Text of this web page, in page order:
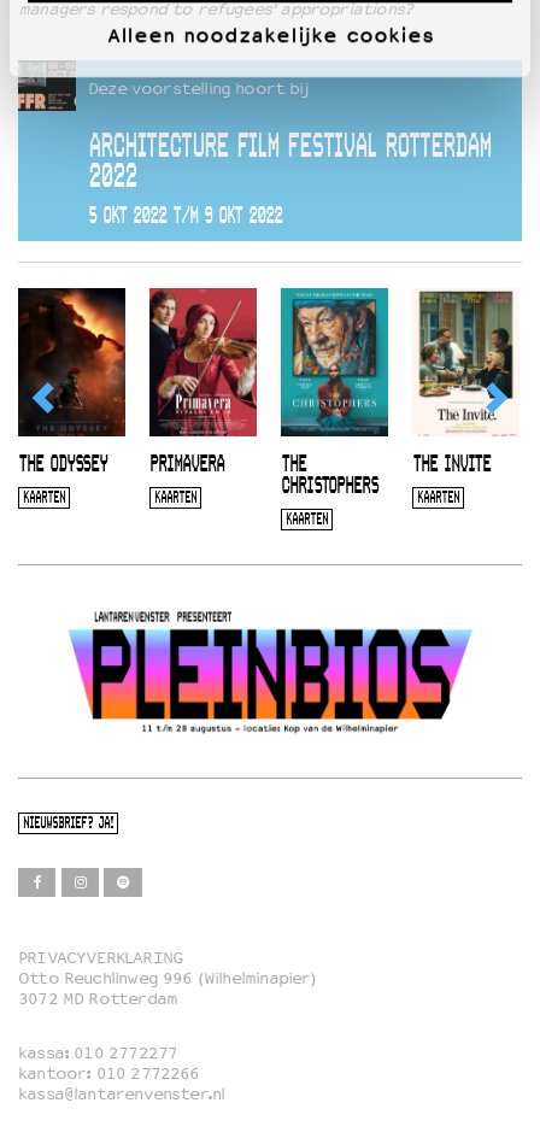
Alleen noodzakelijke cookies
managers respond to refugees’ appropriations?
Deze voorstelling hoort bij
ARCHITECTURE FILM FESTIVAL ROTTERDAM
2022
5 OKT 2022 T/M 9 OKT 2022
THE ODYSSEY
KAARTEN
PRIMAVERA
KAARTEN
THE
CHRISTOPHERS
KAARTEN
THE INVITE
KAARTEN
NIEUWSBRIEF? JA!
Film
Familie
Film in English
PRIVACYVERKLARING
Otto Reuchlinweg 996 (Wilhelminapier)
3072 MD Rotterdam
kassa: 010 2772277
kantoor: 010 2772266
kassa@lantarenvenster.nl